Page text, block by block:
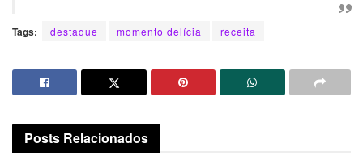
Tags: destaque momento delícia receita
Posts Relacionados